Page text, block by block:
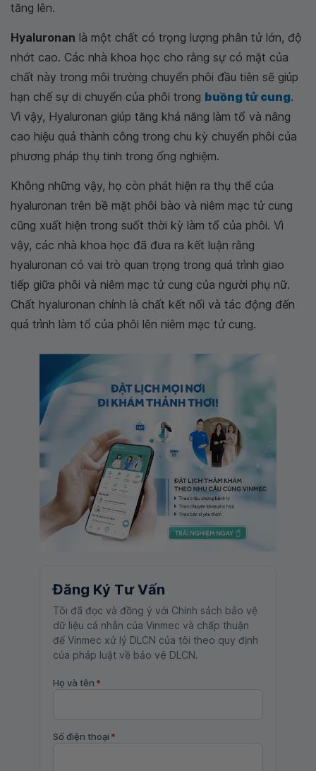
tăng lên.
Hyaluronan là một chất có trọng lượng phân tử lớn, độ
nhớt cao. Các nhà khoa học cho rằng sự có mặt của
chất này trong môi trường chuyển phôi đầu tiên sẽ giúp
hạn chế sự di chuyển của phôi trong buồng tử cung.
Vì vậy, Hyaluronan giúp tăng khả năng làm tổ và nâng
cao hiệu quả thành công trong chu kỳ chuyển phôi của
phương pháp thụ tinh trong ống nghiệm.
Không những vậy, họ còn phát hiện ra thụ thể của
hyaluronan trên bề mặt phôi bào và niêm mạc tử cung
cũng xuất hiện trong suốt thời kỳ làm tổ của phôi. Vì
vậy, các nhà khoa học đã đưa ra kết luận rằng
hyaluronan có vai trò quan trọng trong quá trình giao
tiếp giữa phôi và niêm mạc tử cung của người phụ nữ.
Chất hyaluronan chính là chất kết nối và tác động đến
quá trình làm tổ của phôi lên niêm mạc tử cung.
Đăng Ký Tư Vấn
Tôi đã đọc và đồng ý với Chính sách bảo vệ
dữ liệu cá nhân của Vinmec và chấp thuận
để Vinmec xử lý DLCN của tôi theo quy định
của pháp luật về bảo vệ DLCN.
Họ và tên *
Số điện thoại *